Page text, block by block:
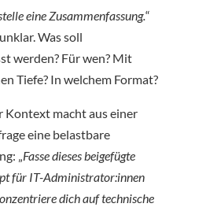
eine Zusammenfassung.“
Was soll
werden? Für wen? Mit
Tiefe? In welchem Format?
Kontext macht aus einer
eine belastbare
„Fasse dieses beigefügte
für IT-Administrator:innen
dich auf technische